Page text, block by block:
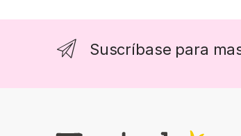
Suscríbase para